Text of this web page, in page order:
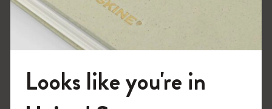
モレスキンの世界へようこそ
Looks like you're in